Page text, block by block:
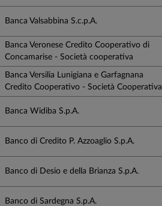
Banca Valsabbina S.c.p.A.
Banca Veronese Credito Cooperativo di
Concamarise - Società cooperativa
Banca Versilia Lunigiana e Garfagnana
Credito Cooperativo - Società Cooperativa
Banca Widiba S.p.A.
Banco di Credito P. Azzoaglio S.p.A.
Banco di Desio e della Brianza S.p.A.
Banco di Sardegna S.p.A.